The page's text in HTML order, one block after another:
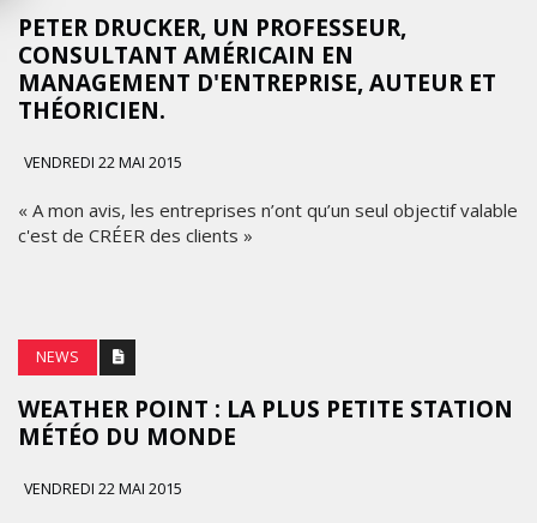
PETER DRUCKER, UN PROFESSEUR,
CONSULTANT AMÉRICAIN EN
MANAGEMENT D'ENTREPRISE, AUTEUR ET
THÉORICIEN.
VENDREDI 22 MAI 2015
« A mon avis, les entreprises n’ont qu’un seul objectif valable
c'est de CRÉER des clients »
NEWS
WEATHER POINT : LA PLUS PETITE STATION
MÉTÉO DU MONDE
VENDREDI 22 MAI 2015